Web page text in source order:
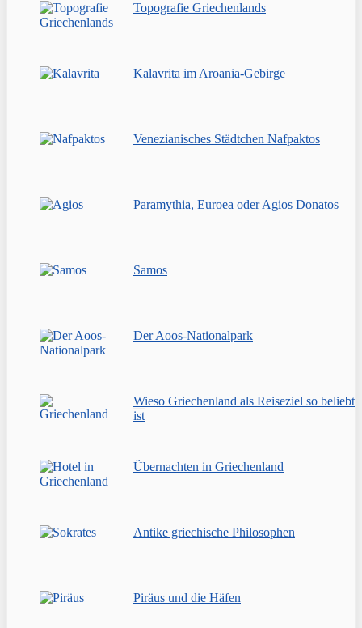
Topografie Griechenlands
Kalavrita im Aroania-Gebirge
Venezianisches Städtchen Nafpaktos
Paramythia, Euroea oder Agios Donatos
Samos
Der Aoos-Nationalpark
Wieso Griechenland als Reiseziel so beliebt
ist
Übernachten in Griechenland
Antike griechische Philosophen
Piräus und die Häfen